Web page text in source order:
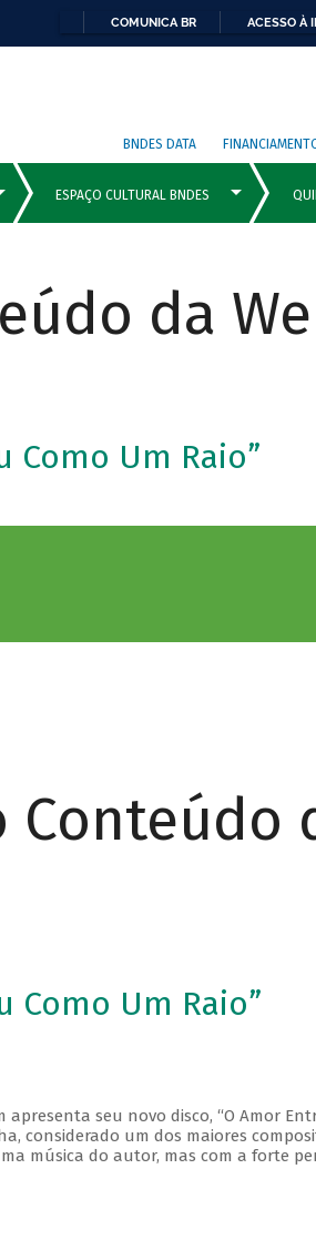
COMUNICA BR ACESSO À
BNDES DATA
da
Como Um Raio”
Como Um Raio”
seu novo disco, “O Amor
considerado um dos maiores
música do autor, mas com a forte